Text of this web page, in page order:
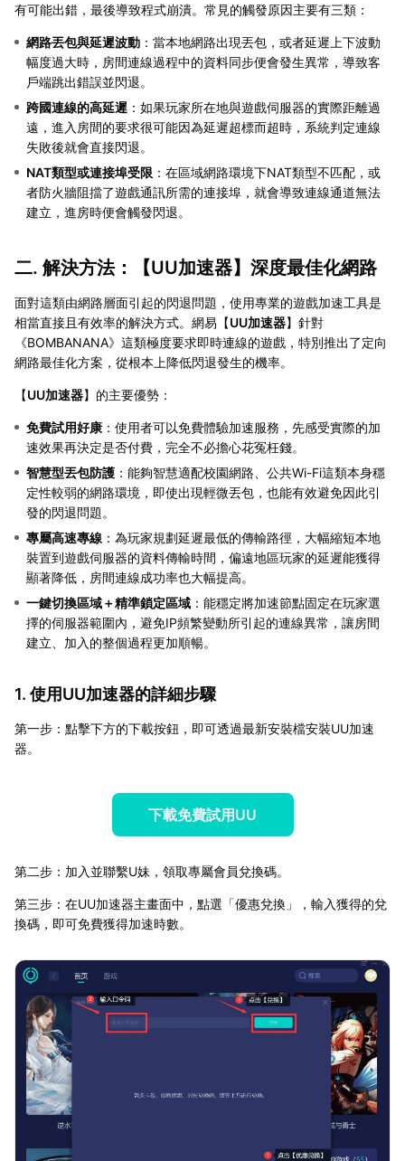
有可能出錯，最後導致程式崩潰。常見的觸發原因主要有三類：
網路丟包與延遲波動 ：當本地網路出現丟包，或者延遲上下波動
幅度過大時，房間連線過程中的資料同步便會發生異常，導致客
戶端跳出錯誤並閃退。
跨國連線的高延遲 ：如果玩家所在地與遊戲伺服器的實際距離過
遠，進入房間的要求很可能因為延遲超標而超時，系統判定連線
失敗後就會直接閃退。
NAT類型或連接埠受限 ：在區域網路環境下NAT類型不匹配，或
者防火牆阻擋了遊戲通訊所需的連接埠，就會導致連線通道無法
建立，進房時便會觸發閃退。
二. 解決方法：【UU加速器】深度最佳化網路
面對這類由網路層面引起的閃退問題，使用專業的遊戲加速工具是
相當直接且有效率的解決方式。網易【UU加速器】針對
《BOMBANANA》這類極度要求即時連線的遊戲，特別推出了定向
網路最佳化方案，從根本上降低閃退發生的機率。
【UU加速器】的主要優勢：
免費試用好康 ：使用者可以免費體驗加速服務，先感受實際的加
速效果再決定是否付費，完全不必擔心花冤枉錢。
智慧型丟包防護 ：能夠智慧適配校園網路、公共Wi-Fi這類本身穩
定性較弱的網路環境，即使出現輕微丟包，也能有效避免因此引
發的閃退問題。
專屬高速專線 ：為玩家規劃延遲最低的傳輸路徑，大幅縮短本地
裝置到遊戲伺服器的資料傳輸時間，偏遠地區玩家的延遲能獲得
顯著降低，房間連線成功率也大幅提高。
一鍵切換區域＋精準鎖定區域 ：能穩定將加速節點固定在玩家選
擇的伺服器範圍內，避免IP頻繁變動所引起的連線異常，讓房間
建立、加入的整個過程更加順暢。
1. 使用UU加速器的詳細步驟
第一步：點擊下方的下載按鈕，即可透過最新安裝檔安裝UU加速
器。
下載免費試用UU
第二步：加入並聯繫U妹，領取專屬會員兌換碼。
第三步：在UU加速器主畫面中，點選「優惠兌換」，輸入獲得的兌
換碼，即可免費獲得加速時數。